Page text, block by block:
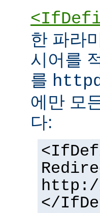
한 파라
시어를
를
에만 모
다:
http://
</